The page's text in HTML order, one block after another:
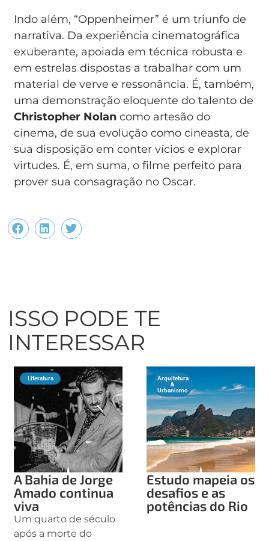
Indo além, “Oppenheimer” é um triunfo de
narrativa. Da experiência cinematográfica
exuberante, apoiada em técnica robusta e
em estrelas dispostas a trabalhar com um
material de verve e ressonância. É, também,
uma demonstração eloquente do talento de
Christopher Nolan como artesão do
cinema, de sua evolução como cineasta, de
sua disposição em conter vícios e explorar
virtudes. É, em suma, o filme perfeito para
prover sua consagração no Oscar.
ISSO PODE TE
INTERESSAR
Literatura
A Bahia de Jorge
Amado continua
viva
Um quarto de século
após a morte do
Arquitetura
&
Urbanismo
Estudo mapeia os
desafios e as
potências do Rio